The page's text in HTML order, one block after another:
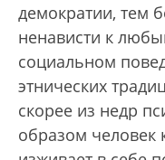
демократии, тем
ненависти к
социальном
этнических
скорее из недр
образом человек